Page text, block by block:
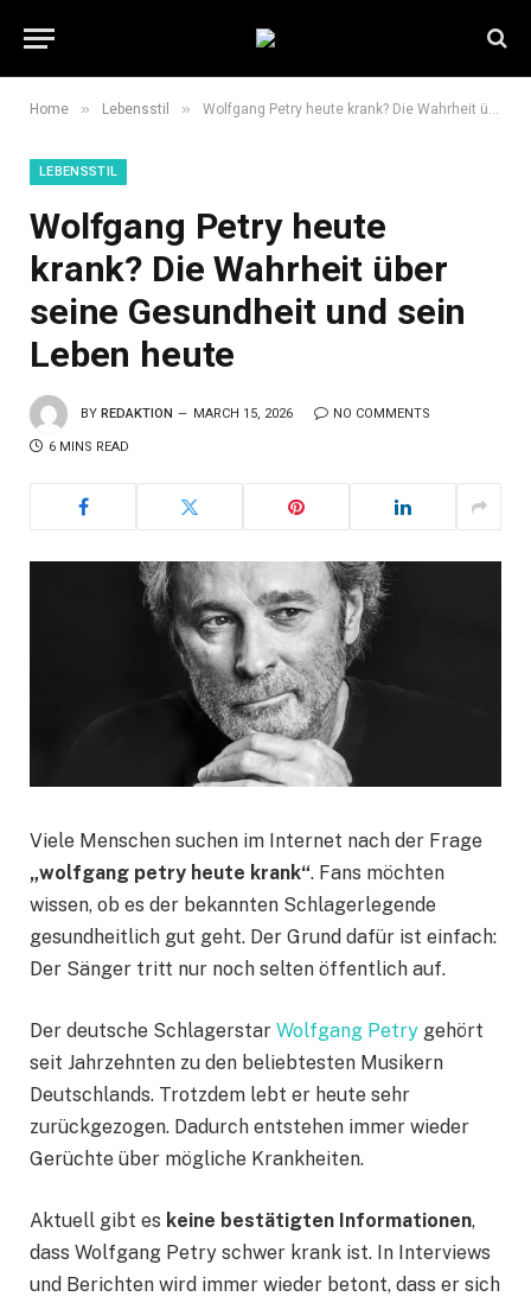
Home » Lebensstil » Wolfgang Petry heute krank? Die Wahrheit über seine Gesundheit und sein Leben heute
LEBENSSTIL
Wolfgang Petry heute
krank? Die Wahrheit über
seine Gesundheit und sein
Leben heute
BY REDAKTION MARCH 15, 2026 NO COMMENTS
6 MINS READ
Viele Menschen suchen im Internet nach der Frage
„wolfgang petry heute krank“. Fans möchten
wissen, ob es der bekannten Schlagerlegende
gesundheitlich gut geht. Der Grund dafür ist einfach:
Der Sänger tritt nur noch selten öffentlich auf.
Der deutsche Schlagerstar Wolfgang Petry gehört
seit Jahrzehnten zu den beliebtesten Musikern
Deutschlands. Trotzdem lebt er heute sehr
zurückgezogen. Dadurch entstehen immer wieder
Gerüchte über mögliche Krankheiten.
Aktuell gibt es keine bestätigten Informationen,
dass Wolfgang Petry schwer krank ist. In Interviews
und Berichten wird immer wieder betont, dass er sich